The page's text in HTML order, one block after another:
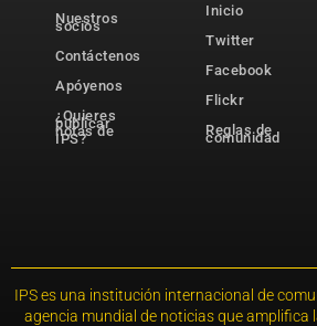
Nuestros
socios
Contáctenos
Apóyenos
¿Quieres
publicar
notas de
IPS?
Inicio
Twitter
Facebook
Flickr
Reglas de
comunidad
IPS es una institución internacional de
agencia mundial de noticias que amplifica